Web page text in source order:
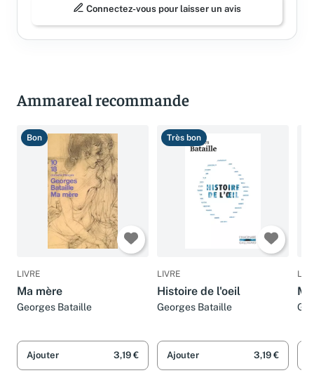
Connectez-vous pour laisser un avis
Ammareal recommande
Bon
LIVRE
Ma mère
Georges Bataille
Ajouter 3,19 €
Très bon
LIVRE
Histoire de l'oeil
Georges Bataille
Ajouter 3,19 €